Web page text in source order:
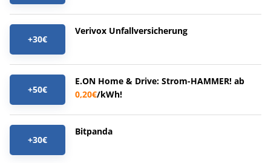
+30€
Verivox Unfallversicherung
+50€
E.ON Home & Drive: Strom-HAMMER! ab
0,20€/kWh!
+30€
Bitpanda